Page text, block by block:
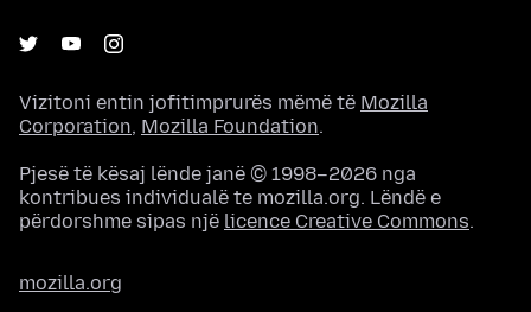
Vizitoni entin jofitimprurës mëmë të Mozilla
Corporation, Mozilla Foundation.
Pjesë të kësaj lënde janë © 1998–2026 nga
kontribues individualë te mozilla.org. Lëndë e
përdorshme sipas një licence Creative Commons.
mozilla.org